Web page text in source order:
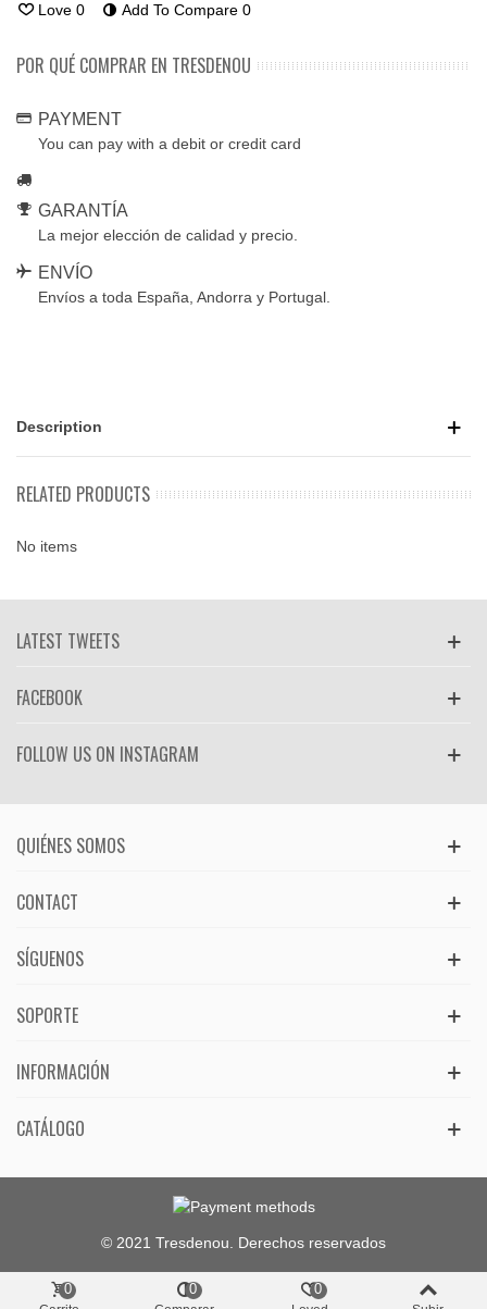
Love 0 Add To Compare 0
POR QUÉ COMPRAR EN TRESDENOU
PAYMENT
You can pay with a debit or credit card
GARANTÍA
La mejor elección de calidad y precio.
ENVÍO
Envíos a toda España, Andorra y Portugal.
Description
RELATED PRODUCTS
No items
LATEST TWEETS
FACEBOOK
FOLLOW US ON INSTAGRAM
QUIÉNES SOMOS
CONTACT
SÍGUENOS
SOPORTE
INFORMACIÓN
CATÁLOGO
© 2021 Tresdenou. Derechos reservados
0 0 0